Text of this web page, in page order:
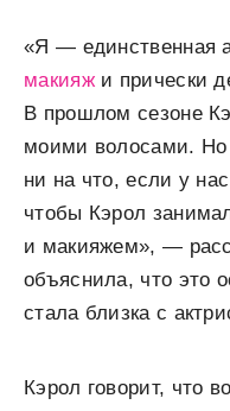
«Я — единственная
макияжи прически
В прошлом сезоне
моими волосами. Но
ни на что, если у
чтобы Кэрол
и макияжем», —
объяснила, что это
стала близка с
Кэрол говорит, что